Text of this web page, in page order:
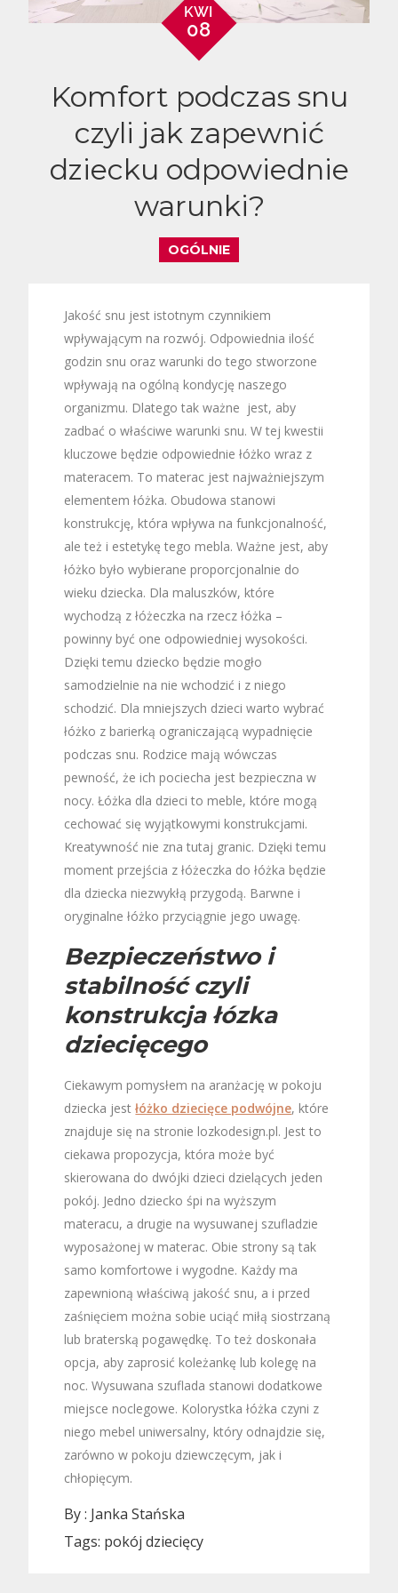
KWI
08
Komfort podczas snu
czyli jak zapewnić
dziecku odpowiednie
warunki?
OGÓLNIE
Jakość snu jest istotnym czynnikiem
wpływającym na rozwój. Odpowiednia ilość
godzin snu oraz warunki do tego stworzone
wpływają na ogólną kondycję naszego
organizmu. Dlatego tak ważne jest, aby
zadbać o właściwe warunki snu. W tej kwestii
kluczowe będzie odpowiednie łóżko wraz z
materacem. To materac jest najważniejszym
elementem łóżka. Obudowa stanowi
konstrukcję, która wpływa na funkcjonalność,
ale też i estetykę tego mebla. Ważne jest, aby
łóżko było wybierane proporcjonalnie do
wieku dziecka. Dla maluszków, które
wychodzą z łóżeczka na rzecz łóżka –
powinny być one odpowiedniej wysokości.
Dzięki temu dziecko będzie mogło
samodzielnie na nie wchodzić i z niego
schodzić. Dla mniejszych dzieci warto wybrać
łóżko z barierką ograniczającą wypadnięcie
podczas snu. Rodzice mają wówczas
pewność, że ich pociecha jest bezpieczna w
nocy. Łóżka dla dzieci to meble, które mogą
cechować się wyjątkowymi konstrukcjami.
Kreatywność nie zna tutaj granic. Dzięki temu
moment przejścia z łóżeczka do łóżka będzie
dla dziecka niezwykłą przygodą. Barwne i
oryginalne łóżko przyciągnie jego uwagę.
Bezpieczeństwo i
stabilność czyli
konstrukcja łózka
dziecięcego
Ciekawym pomysłem na aranżację w pokoju
dziecka jestłóżko dziecięce podwójne, które
znajduje się na stronie lozkodesign.pl. Jest to
ciekawa propozycja, która może być
skierowana do dwójki dzieci dzielących jeden
pokój. Jedno dziecko śpi na wyższym
materacu, a drugie na wysuwanej szufladzie
wyposażonej w materac. Obie strony są tak
samo komfortowe i wygodne. Każdy ma
zapewnioną właściwą jakość snu, a i przed
zaśnięciem można sobie uciąć miłą siostrzaną
lub braterską pogawędkę. To też doskonała
opcja, aby zaprosić koleżankę lub kolegę na
noc. Wysuwana szuflada stanowi dodatkowe
miejsce noclegowe. Kolorystka łóżka czyni z
niego mebel uniwersalny, który odnajdzie się,
zarówno w pokoju dziewczęcym, jak i
chłopięcym.
By : Janka Stańska
Tags: pokój dziecięcy